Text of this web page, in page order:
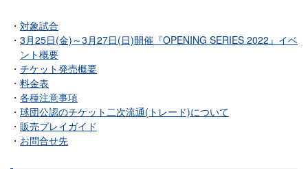
対象試合
3月25日(金)～3月27日(日)開催『OPENING SERIES 2022』イベ
ント概要
チケット発売概要
料金表
各種注意事項
球団公認のチケット二次流通(トレード)について
販売プレイガイド
お問合せ先